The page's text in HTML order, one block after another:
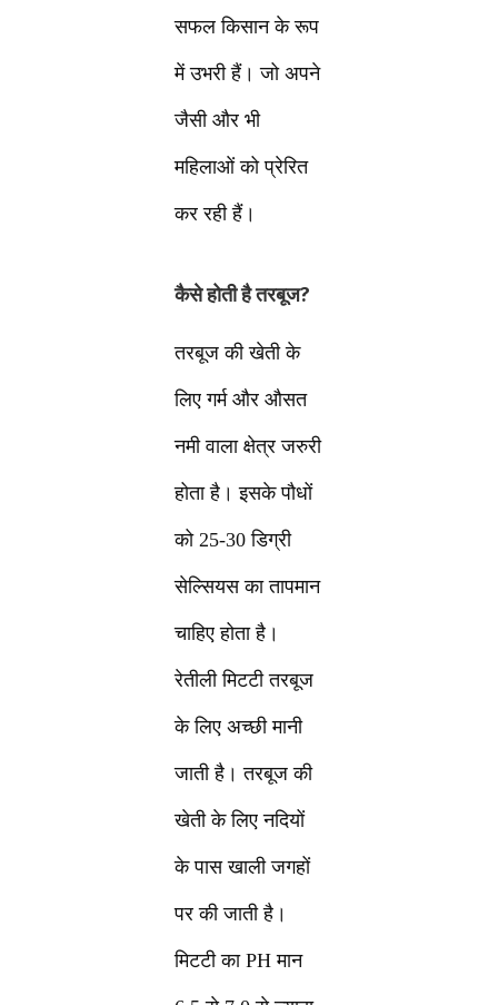
सफल किसान के रूप
में उभरी हैं। जो अपने
जैसी और भी
महिलाओं को प्रेरित
कर रही हैं।
कैसे होती है तरबूज?
तरबूज की खेती के
लिए गर्म और औसत
नमी वाला क्षेत्र जरुरी
होता है। इसके पौधों
को 25-30 डिग्री
सेल्सियस का तापमान
चाहिए होता है।
रेतीली मिटटी तरबूज
के लिए अच्छी मानी
जाती है। तरबूज की
खेती के लिए नदियों
के पास खाली जगहों
पर की जाती है।
मिटटी का PH मान